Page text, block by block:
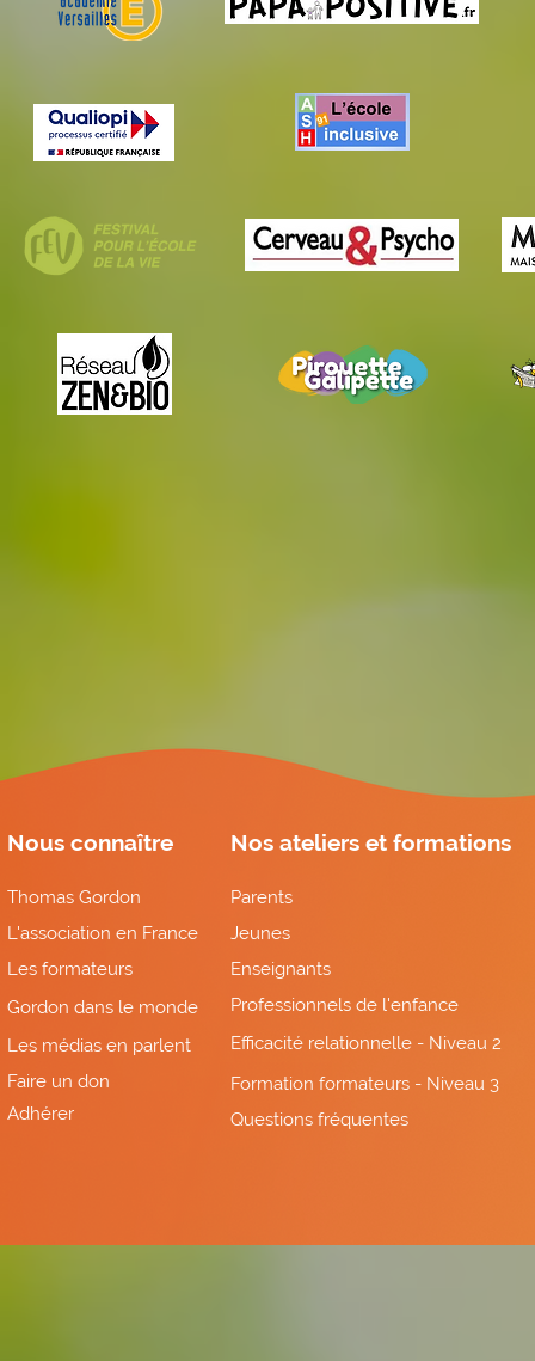
Nos ateliers et formations
Parents
Jeunes
Enseignants
Professionnels de l'enfance
Efficacité relationnelle - Niveau 2
Formation formateurs - Niveau 3
Questions fréquentes
Nous connaître
Thomas Gordon
L'association en France
Les formateurs
Gordon dans le monde
Les médias en parlent
Adhérer
Faire un don